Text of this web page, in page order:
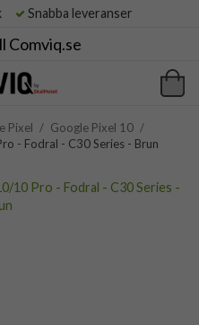
Snabba leveranser
Comviq.se
Pixel / Google Pixel 10 /
- Fodral - C30 Series - Brun